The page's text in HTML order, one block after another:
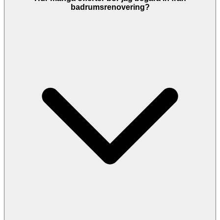
Seriösa företag ger garantier på sitt arbete. Om ni inte kommer
badrumsrenovering?